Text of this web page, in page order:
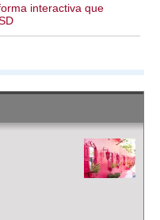
interactiva que